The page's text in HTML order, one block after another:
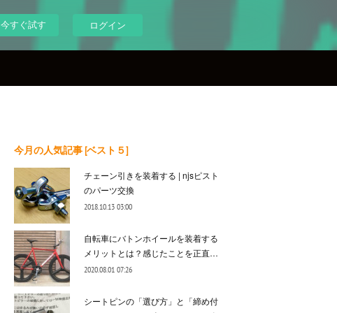
今すぐ試す ログイン
今月の人気記事 [ベスト５]
チェーン引きを装着する | njsピスト
のパーツ交換
2018.10.13 03:00
自転車にバトンホイールを装着する
メリットとは？感じたことを正直…
2020.08.01 07:26
シートピンの「選び方」と「締め付